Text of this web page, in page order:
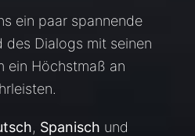
ein paar spannende
des Dialogs mit seinen
ein Höchstmaß an
, Spanisch und